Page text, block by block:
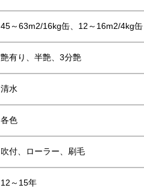
45～63m2/16kg缶、12～16m2/4kg缶
艶有り、半艶、3分艶
清水
各色
吹付、ローラー、刷毛
12～15年